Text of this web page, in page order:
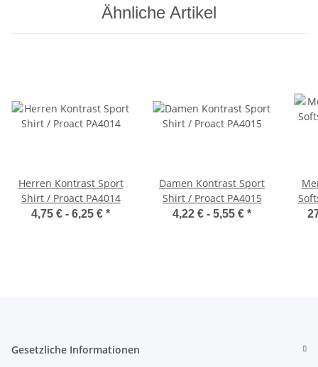
Ähnliche Artikel
Herren Kontrast Sport
Shirt / Proact PA4014
4,75 € - 6,25 € *
Damen Kontrast Sport
Shirt / Proact PA4015
4,22 € - 5,55 € *
Gesetzliche Informationen